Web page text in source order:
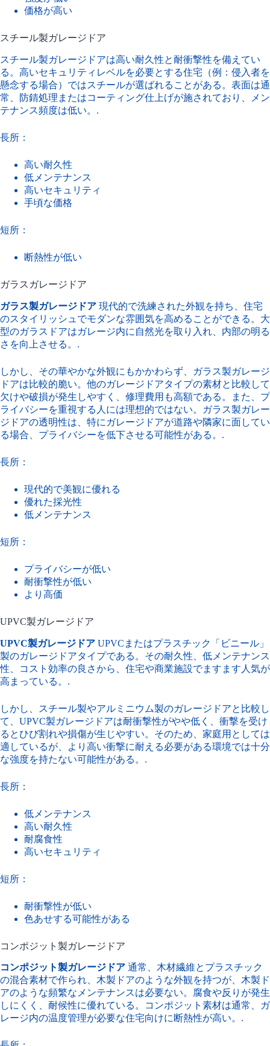
価格が高い
スチール製ガレージドア
スチール製ガレージドアは高い耐久性と耐衝撃性を備えてい
る。高いセキュリティレベルを必要とする住宅（例：侵入者を
懸念する場合）ではスチールが選ばれることがある。表面は通
常、防錆処理またはコーティング仕上げが施されており、メン
テナンス頻度は低い。.
長所：
高い耐久性
低メンテナンス
高いセキュリティ
手頃な価格
短所：
断熱性が低い
ガラスガレージドア
ガラス製ガレージドア 現代的で洗練された外観を持ち、住宅
のスタイリッシュでモダンな雰囲気を高めることができる。大
型のガラスドアはガレージ内に自然光を取り入れ、内部の明る
さを向上させる。.
しかし、その華やかな外観にもかかわらず、ガラス製ガレージ
ドアは比較的脆い。他のガレージドアタイプの素材と比較して
欠けや破損が発生しやすく、修理費用も高額である。また、プ
ライバシーを重視する人には理想的ではない。ガラス製ガレー
ジドアの透明性は、特にガレージドアが道路や隣家に面してい
る場合、プライバシーを低下させる可能性がある。.
長所：
現代的で美観に優れる
優れた採光性
低メンテナンス
短所：
プライバシーが低い
耐衝撃性が低い
より高価
UPVC製ガレージドア
UPVC製ガレージドア UPVCまたはプラスチック「ビニール」
製のガレージドアタイプである。その耐久性、低メンテナンス
性、コスト効率の良さから、住宅や商業施設でますます人気が
高まっている。.
しかし、スチール製やアルミニウム製のガレージドアと比較し
て、UPVC製ガレージドアは耐衝撃性がやや低く、衝撃を受け
るとひび割れや損傷が生じやすい。そのため、家庭用としては
適しているが、より高い衝撃に耐える必要がある環境では十分
な強度を持たない可能性がある。.
長所：
低メンテナンス
高い耐久性
耐腐食性
高いセキュリティ
短所：
耐衝撃性が低い
色あせする可能性がある
コンポジット製ガレージドア
コンポジット製ガレージドア 通常、木材繊維とプラスチック
の混合素材で作られ、木製ドアのような外観を持つが、木製ド
アのような頻繁なメンテナンスは必要ない。腐食や反りが発生
しにくく、耐候性に優れている。コンポジット素材は通常、ガ
レージ内の温度管理が必要な住宅向けに断熱性が高い。.